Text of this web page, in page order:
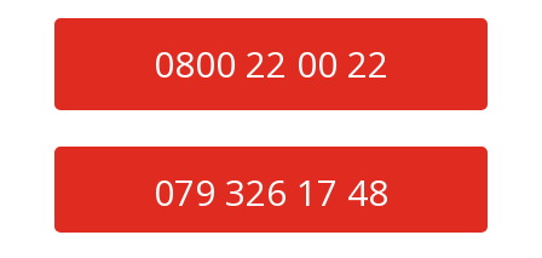
0800 22 00 22
079 326 17 48